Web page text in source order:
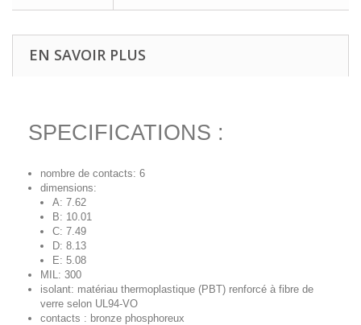
EN SAVOIR PLUS
SPECIFICATIONS :
nombre de contacts: 6
dimensions:
A: 7.62
B: 10.01
C: 7.49
D: 8.13
E: 5.08
MIL: 300
isolant: matériau thermoplastique (PBT) renforcé à fibre de
verre selon UL94-VO
contacts : bronze phosphoreux